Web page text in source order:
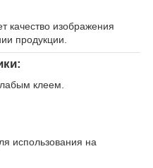
качество изображения
продукции.
клеем.
использования на